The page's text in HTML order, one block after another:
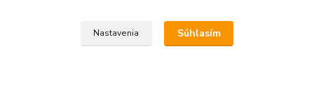
Púzdro s tvrdeným sklom poskytuje vašim
inteligentným hodinkám odolnú ochranu vďaka
Nastavenia Súhlasím